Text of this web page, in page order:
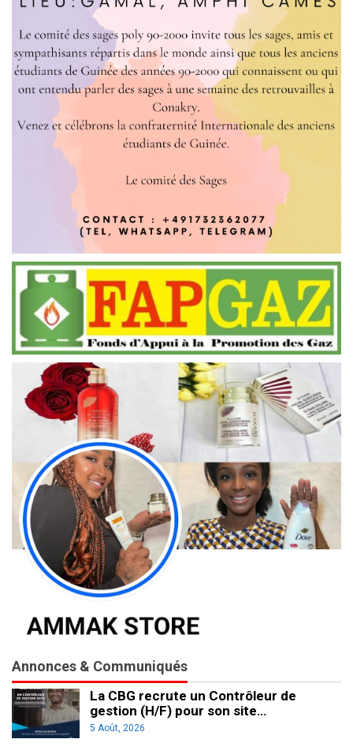
Annonces & Communiqués
La CBG recrute un Contrôleur de
gestion (H/F) pour son site…
5 Août, 2026